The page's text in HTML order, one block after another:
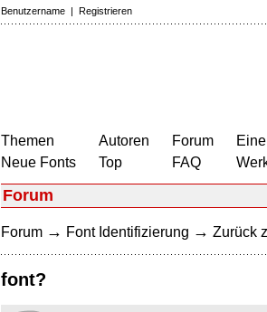
Benutzername | Registrieren
Themen
Neue Fonts
Autoren
Top
Forum
FAQ
Forum
Forum → Font Identifizierung → Zurück
font?